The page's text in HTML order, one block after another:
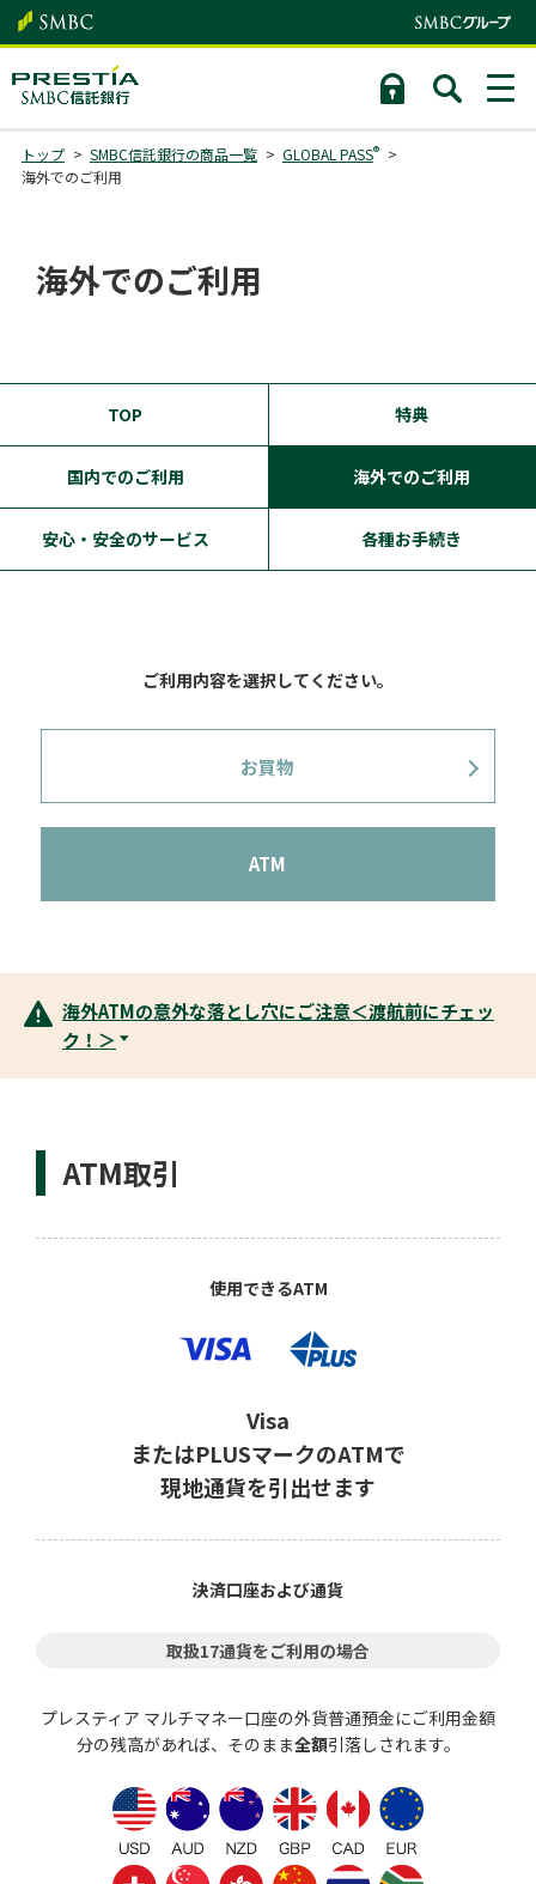
トップ SMBC信託銀行の商品一覧 GLOBAL PASS®
海外でのご利用
海外でのご利用
TOP 特典
国内でのご利用 海外でのご利用
安心・安全のサービス 各種お手続き
ご利用内容を選択してください。
お買物
ATM
海外ATMの意外な落とし穴にご注意＜渡航前にチェッ
ク！＞
ATM取引
使用できるATM
Visa
またはPLUSマークのATMで
現地通貨を引出せます
決済口座および通貨
取扱17通貨をご利用の場合
プレスティア マルチマネー口座の外貨普通預金にご利用金額
分の残高があれば、そのまま全額引落しされます。